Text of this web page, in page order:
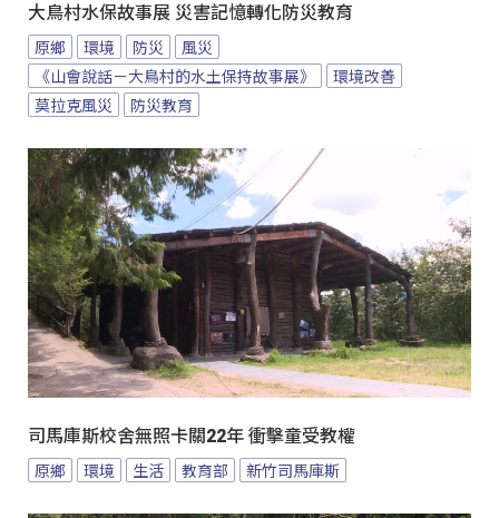
大鳥村水保故事展 災害記憶轉化防災教育
原鄉 環境 防災
風災
《山會說話－大鳥村的水土保持故事展》
環境改善
莫拉克風災
防災教育
司馬庫斯校舍無照卡關22年 衝擊童受教權
原鄉 環境 生活 教育部 新竹司馬庫斯